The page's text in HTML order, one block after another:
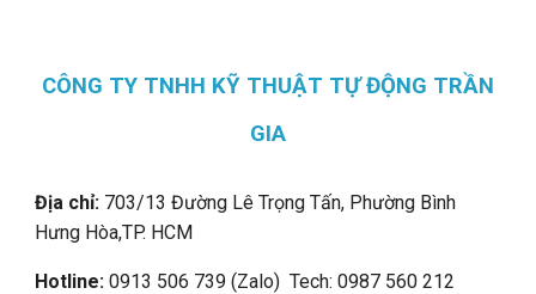
CÔNG TY TNHH KỸ THUẬT TỰ ĐỘNG TRẦN
GIA
Địa chỉ: 703/13 Đường Lê Trọng Tấn, Phường Bình
Hưng Hòa,TP. HCM
Hotline: 0913 506 739 (Zalo) Tech: 0987 560 212